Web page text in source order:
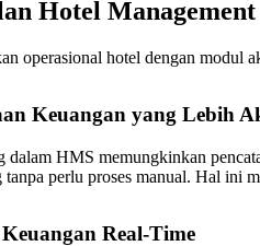
Hotel
operasional hotel dengan modul
Keuangan yang Lebih
HMS memungkinkan
tanpa perlu proses manual. Hal ini
Real-Time